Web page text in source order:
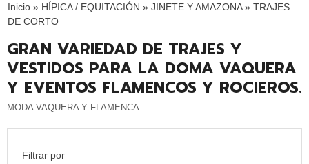
Inicio » HÍPICA / EQUITACIÓN » JINETE Y AMAZONA» TRAJES
DE CORTO
GRAN VARIEDAD DE TRAJES Y
VESTIDOS PARA LA DOMA VAQUERA
Y EVENTOS FLAMENCOS Y ROCIEROS.
MODA VAQUERA Y FLAMENCA
Filtrar por